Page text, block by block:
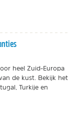
heel Zuid-Europa
de kust. Bekijk het
Turkije en